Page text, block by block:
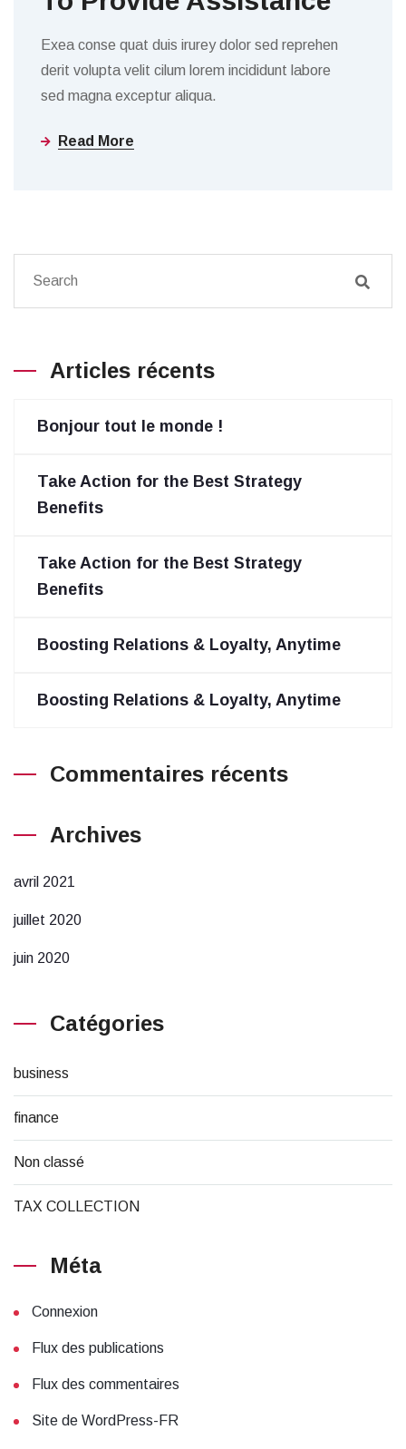
Exea conse quat duis irurey dolor sed reprehen
derit volupta velit cilum lorem incididunt labore
sed magna exceptur aliqua.
Read More
Articles récents
Bonjour tout le monde !
Take Action for the Best Strategy
Benefits
Take Action for the Best Strategy
Benefits
Boosting Relations & Loyalty, Anytime
Boosting Relations & Loyalty, Anytime
Commentaires récents
Archives
avril 2021
juillet 2020
juin 2020
Catégories
business
finance
Non classé
TAX COLLECTION
Méta
Connexion
Flux des publications
Flux des commentaires
Site de WordPress-FR